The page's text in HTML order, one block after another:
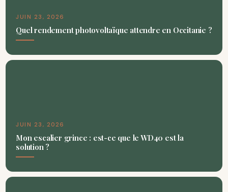
JUIN 23, 2026
Quel rendement photovoltaïque attendre en Occitanie ?
JUIN 23, 2026
Mon escalier grince : est-ce que le WD40 est la
solution ?